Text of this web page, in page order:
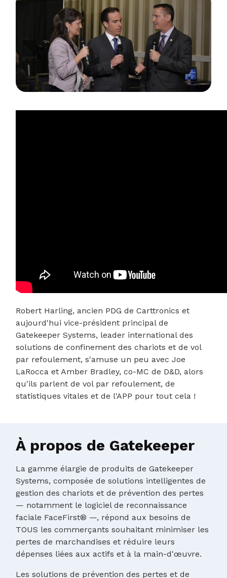
Robert Harling, ancien PDG de Carttronics et
aujourd'hui vice-président principal de
Gatekeeper Systems, leader international des
solutions de confinement des chariots et de vol
par refoulement, s'amuse un peu avec Joe
LaRocca et Amber Bradley, co-MC de D&D, alors
qu'ils parlent de vol par refoulement, de
statistiques vitales et de l'APP pour tout cela !
À propos de Gatekeeper
La gamme élargie de produits de Gatekeeper
Systems, composée de solutions intelligentes de
gestion des chariots et de prévention des pertes
— notamment le logiciel de reconnaissance
faciale FaceFirst® —, répond aux besoins de
TOUS les commerçants souhaitant minimiser les
pertes de marchandises et réduire leurs
dépenses liées aux actifs et à la main-d'œuvre.
Les solutions de prévention des pertes et de